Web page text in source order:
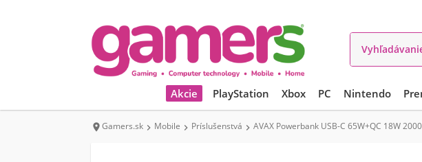
Akcie PlayStation Xbox PC Nintendo
Gamers.sk  Mobile  Príslušenstvá  AVAX Powerbank USB-C 65W+QC 18W